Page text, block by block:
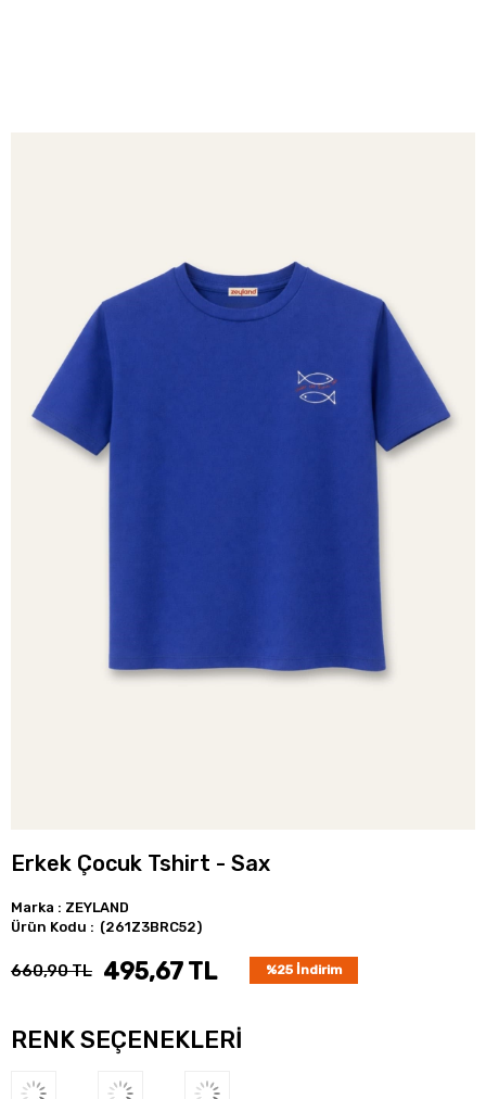
Erkek Çocuk Tshirt - Sax
Marka : ZEYLAND
(261Z3BRC52)
660,90 TL 495,67 TL %25 İndirim
RENK SEÇENEKLERI